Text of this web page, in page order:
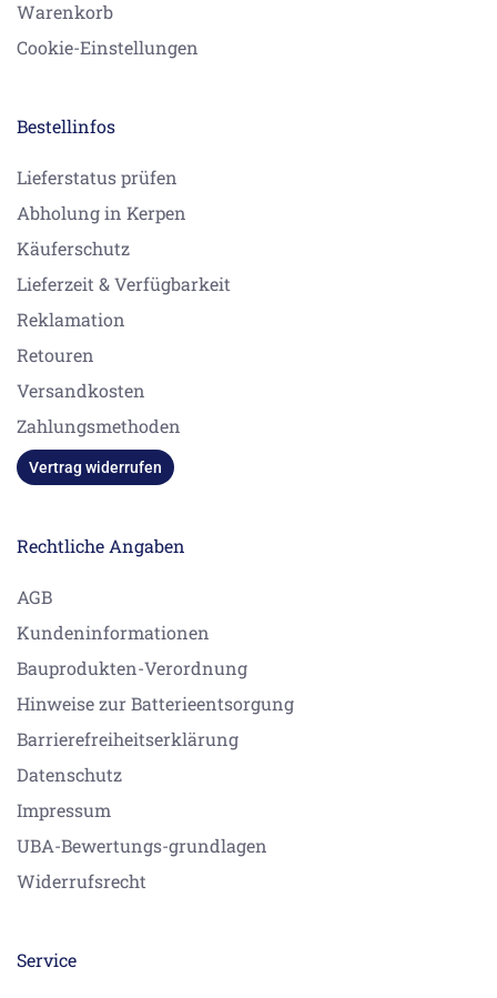
Warenkorb
Cookie-Einstellungen
Bestellinfos
Lieferstatus prüfen
Abholung in Kerpen
Käuferschutz
Lieferzeit & Verfügbarkeit
Reklamation
Retouren
Versandkosten
Zahlungsmethoden
Vertrag widerrufen
Rechtliche Angaben
AGB
Kundeninformationen
Bauprodukten-Verordnung
Hinweise zur Batterieentsorgung
Barrierefreiheitserklärung
Datenschutz
Impressum
UBA-Bewertungs-grundlagen
Widerrufsrecht
Service